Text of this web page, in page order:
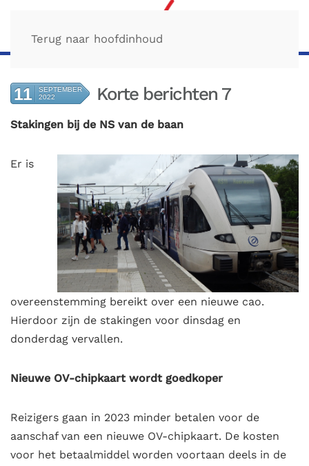
Terug naar hoofdinhoud
11
SEPTEMBER
2022
Korte berichten 7
Stakingen bij de NS van de baan
Er is
overeenstemming bereikt over een nieuwe cao.
Hierdoor zijn de stakingen voor dinsdag en
donderdag vervallen.
Nieuwe OV-chipkaart wordt goedkoper
Reizigers gaan in 2023 minder betalen voor de
aanschaf van een nieuwe OV-chipkaart. De kosten
voor het betaalmiddel worden voortaan deels in de